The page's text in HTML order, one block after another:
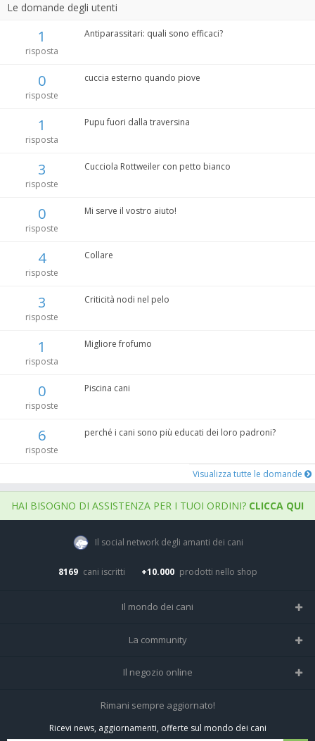
Le domande degli utenti
1
risposta
Antiparassitari: quali sono efficaci?
0
risposte
cuccia esterno quando piove
1
risposta
Pupu fuori dalla traversina
3
risposte
Cucciola Rottweiler con petto bianco
0
risposte
Mi serve il vostro aiuto!
4
risposte
Collare
3
risposte
Criticità nodi nel pelo
1
risposta
Migliore frofumo
0
risposte
Piscina cani
6
risposte
perché i cani sono più educati dei loro padroni?
Visualizza tutte le domande
HAI BISOGNO DI ASSISTENZA PER I TUOI ORDINI? CLICCA QUI
Il social network degli amanti dei cani
8169 cani iscritti +10.000 prodotti nello shop
Il mondo dei cani
Tutte le razze
La community
Home
Tutti i cani iscritti
Il negozio online
Negozio per cani
Spedizioni e resi
Rimani sempre aggiornato!
Ricevi news, aggiornamenti, offerte sul mondo dei cani